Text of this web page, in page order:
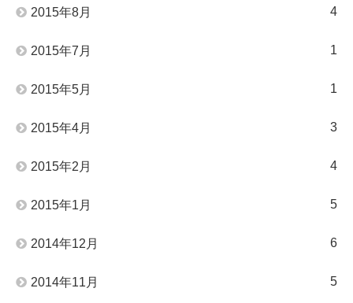
2015年8月 4
2015年7月 1
2015年5月 1
2015年4月 3
2015年2月 4
2015年1月 5
2014年12月 6
2014年11月 5